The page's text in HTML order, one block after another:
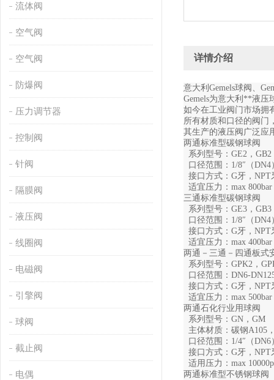
流体阀
空气阀
空气阀
防爆阀
压力调节器
控制阀
针阀
隔膜阀
液压阀
线圈阀
电磁阀
引擎阀
球阀
截止阀
电偶
详情介绍
意大利 Gemels球阀 、
Gemels为意大利**液压
如今在工业阀门市场拥
所有材质和口径的阀门
其生产的液压阀广泛应
两通标准型碳钢球阀
系列型号：GE2，
口径范围：1/8″（DN4
接口方式：G牙，NPT
适宜压力：max 800bar
三通标准型碳钢球阀
系列型号：GE3，GB3
口径范围：1/8″（DN4
接口方式：G牙，NPT
适宜压力：max 400bar
两通－三通－四通板式
系列型号：GPK2，
口径范围：DN6-
接口方式：G牙，NPT
适宜压力：max 500bar
两通石化行业用球阀
系列型号：GN，GM
主体材质：碳钢A105
口径范围：1/4″（DN6
接口方式：G牙，NPT
适用压力：max
两通标准型不锈钢球阀